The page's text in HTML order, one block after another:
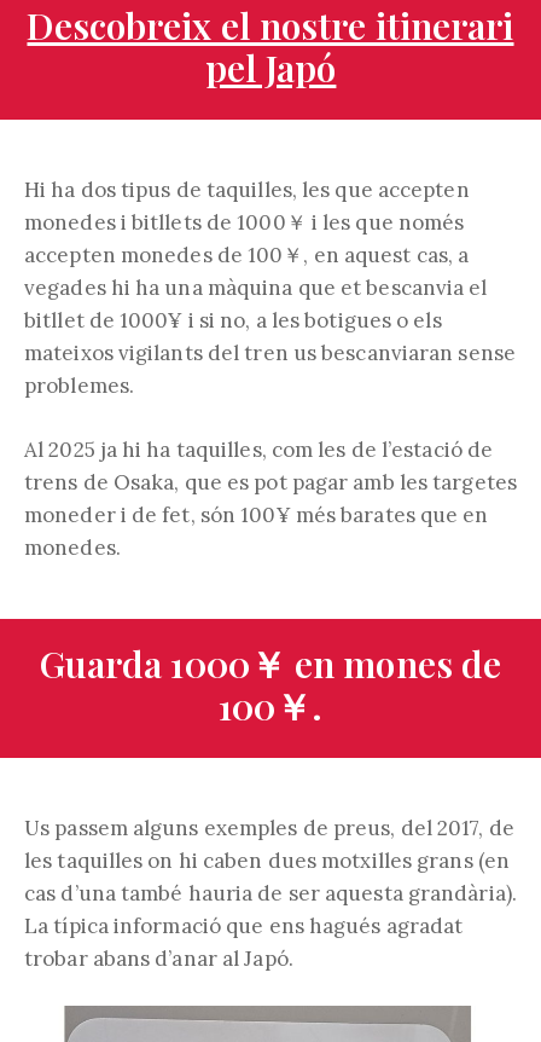
Descobreix el nostre itinerari
pel Japó
Hi ha dos tipus de taquilles, les que accepten
monedes i bitllets de 1000￥ i les que només
accepten monedes de 100￥, en aquest cas, a
vegades hi ha una màquina que et bescanvia el
bitllet de 1000¥ i si no, a les botigues o els
mateixos vigilants del tren us bescanviaran sense
problemes.
Al 2025 ja hi ha taquilles, com les de l’estació de
trens de Osaka, que es pot pagar amb les targetes
moneder i de fet, són 100¥ més barates que en
monedes.
Guarda 1000￥ en mones de
100￥.
Us passem alguns exemples de preus, del 2017, de
les taquilles on hi caben dues motxilles grans (en
cas d’una també hauria de ser aquesta grandària).
La típica informació que ens hagués agradat
trobar abans d’anar al Japó.